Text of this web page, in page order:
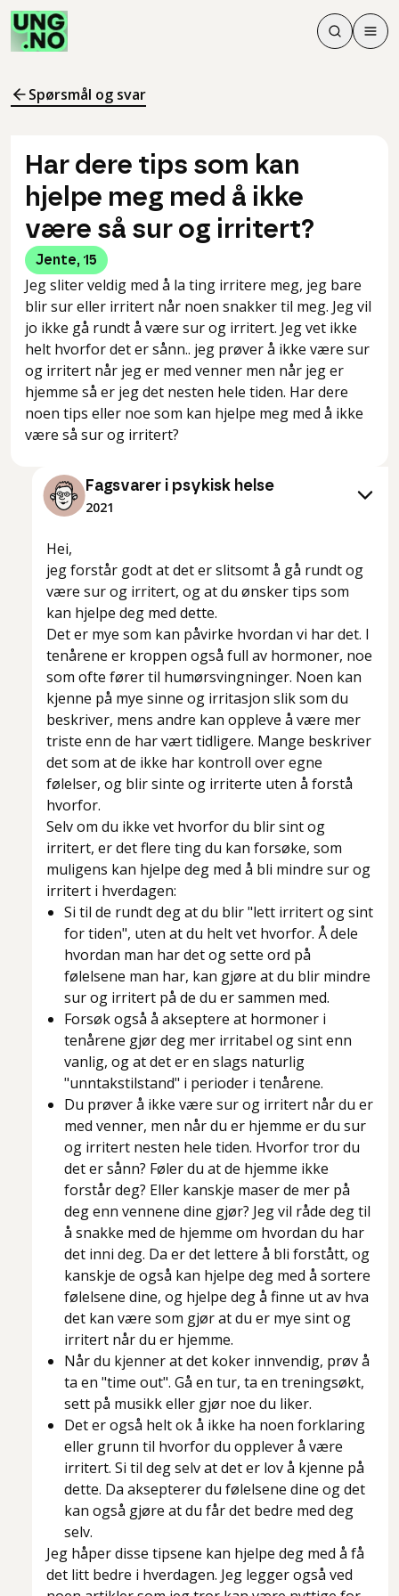
Søk
Søk
Meny
Spørsmål og svar
Har dere tips som kan
hjelpe meg med å ikke
være så sur og irritert?
Jente, 15
Jeg sliter veldig med å la ting irritere meg, jeg bare
blir sur eller irritert når noen snakker til meg. Jeg vil
jo ikke gå rundt å være sur og irritert. Jeg vet ikke
helt hvorfor det er sånn.. jeg prøver å ikke være sur
og irritert når jeg er med venner men når jeg er
hjemme så er jeg det nesten hele tiden. Har dere
noen tips eller noe som kan hjelpe meg med å ikke
være så sur og irritert?
Fagsvarer i psykisk helse
2021
Hei,
jeg forstår godt at det er slitsomt å gå rundt og
være sur og irritert, og at du ønsker tips som
kan hjelpe deg med dette.
Det er mye som kan påvirke hvordan vi har det. I
tenårene er kroppen også full av hormoner, noe
som ofte fører til humørsvingninger. Noen kan
kjenne på mye sinne og irritasjon slik som du
beskriver, mens andre kan oppleve å være mer
triste enn de har vært tidligere. Mange beskriver
det som at de ikke har kontroll over egne
følelser, og blir sinte og irriterte uten å forstå
hvorfor.
Selv om du ikke vet hvorfor du blir sint og
irritert, er det flere ting du kan forsøke, som
muligens kan hjelpe deg med å bli mindre sur og
irritert i hverdagen:
Si til de rundt deg at du blir "lett irritert og sint
for tiden", uten at du helt vet hvorfor. Å dele
hvordan man har det og sette ord på
følelsene man har, kan gjøre at du blir mindre
sur og irritert på de du er sammen med.
Forsøk også å akseptere at hormoner i
tenårene gjør deg mer irritabel og sint enn
vanlig, og at det er en slags naturlig
"unntakstilstand" i perioder i tenårene.
Du prøver å ikke være sur og irritert når du er
med venner, men når du er hjemme er du sur
og irritert nesten hele tiden. Hvorfor tror du
det er sånn? Føler du at de hjemme ikke
forstår deg? Eller kanskje maser de mer på
deg enn vennene dine gjør? Jeg vil råde deg til
å snakke med de hjemme om hvordan du har
det inni deg. Da er det lettere å bli forstått, og
kanskje de også kan hjelpe deg med å sortere
følelsene dine, og hjelpe deg å finne ut av hva
det kan være som gjør at du er mye sint og
irritert når du er hjemme.
Når du kjenner at det koker innvendig, prøv å
ta en "time out". Gå en tur, ta en treningsøkt,
sett på musikk eller gjør noe du liker.
Det er også helt ok å ikke ha noen forklaring
eller grunn til hvorfor du opplever å være
irritert. Si til deg selv at det er lov å kjenne på
dette. Da aksepterer du følelsene dine og det
kan også gjøre at du får det bedre med deg
selv.
Jeg håper disse tipsene kan hjelpe deg med å få
det litt bedre i hverdagen. Jeg legger også ved